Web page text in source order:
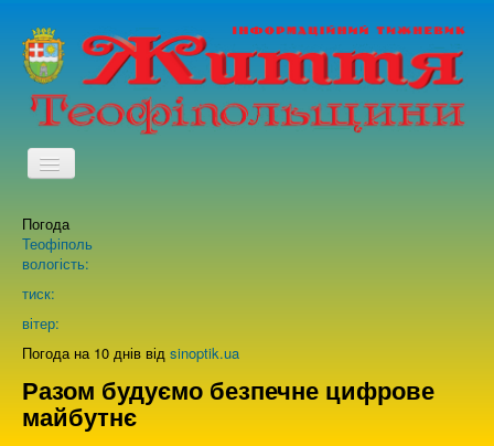
TPL_PROTOSTAR_TOGGLE_MENU
Про нас
Погода
Теофіполь
вологість:
тиск:
вітер:
Погода на 10 днів від sinoptik.ua
Разом будуємо безпечне цифрове
майбутнє